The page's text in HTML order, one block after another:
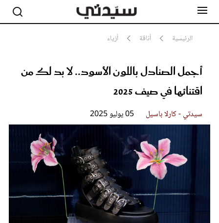
الرئيسية أناقة أزياء
أجمل الصنادل باللون الأسود.. لا بد لك من
اقتنائها في صيف 2025
سيدتي - كارلا باسيل 05 يوليو 2025
مشاهير
أناقة
جمال
سيدتي وطفلك
لايف ستايل